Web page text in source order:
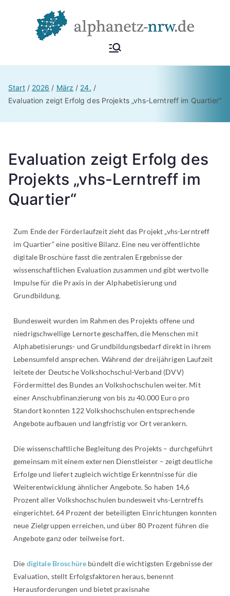
Alphan
etz
NRW
Start 2026 März
24.
Evaluation zeigt Erfolg des Projekts „vhs-Lerntreff im Quartier“
Evaluation zeigt Erfolg des
Projekts „vhs-Lerntreff im
Quartier“
Zum Ende der Förderlaufzeit zieht das Projekt „vhs-Lerntreff
im Quartier“ eine positive Bilanz. Eine neu veröffentlichte
digitale Broschüre fasst die zentralen Ergebnisse der
wissenschaftlichen Evaluation zusammen und gibt wertvolle
Impulse für die Praxis in der Alphabetisierung und
Grundbildung.
Bundesweit wurden im Rahmen des Projekts offene und
niedrigschwellige Lernorte geschaffen, die Menschen mit
Alphabetisierungs- und Grundbildungsbedarf direkt in ihrem
Lebensumfeld ansprechen. Während der dreijährigen Laufzeit
leitete der Deutsche Volkshochschul-Verband (DVV)
Fördermittel des Bundes an Volkshochschulen weiter. Mit
einer Anschubfinanzierung von bis zu 40.000 Euro pro
Standort konnten 122 Volkshochschulen entsprechende
Angebote aufbauen und langfristig vor Ort verankern.
Die wissenschaftliche Begleitung des Projekts – durchgeführt
gemeinsam mit einem externen Dienstleister – zeigt deutliche
Erfolge und liefert zugleich wichtige Erkenntnisse für die
Weiterentwicklung ähnlicher Angebote. So haben 14,6
Prozent aller Volkshochschulen bundesweit vhs-Lerntreffs
eingerichtet. 64 Prozent der beteiligten Einrichtungen konnten
neue Zielgruppen erreichen, und über 80 Prozent führen die
Angebote ganz oder teilweise fort.
Die digitale Broschüre bündelt die wichtigsten Ergebnisse der
Evaluation, stellt Erfolgsfaktoren heraus, benennt
Herausforderungen und bietet praxisnahe